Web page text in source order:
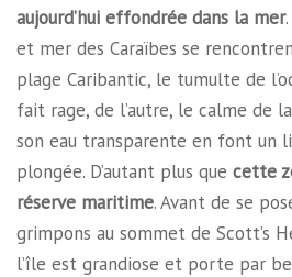
aujourd’hui effondrée dans la mer
et mer des Caraïbes se
plage Caribantic, le tumulte de
fait rage, de l’autre, le calme de
son eau transparente en font un
plongée. D’autant plus que cette
réserve maritime. Avant de se
grimpons au sommet de Scott’s
l’île est grandiose et porte par